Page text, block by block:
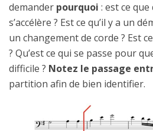
demander pourquoi : est ce que
s’accélère ? Est ce qu’il y a un
un changement de corde ? Est
? Qu’est ce qui se passe pour
difficile ? Notez le passage
partition afin de bien identifier.